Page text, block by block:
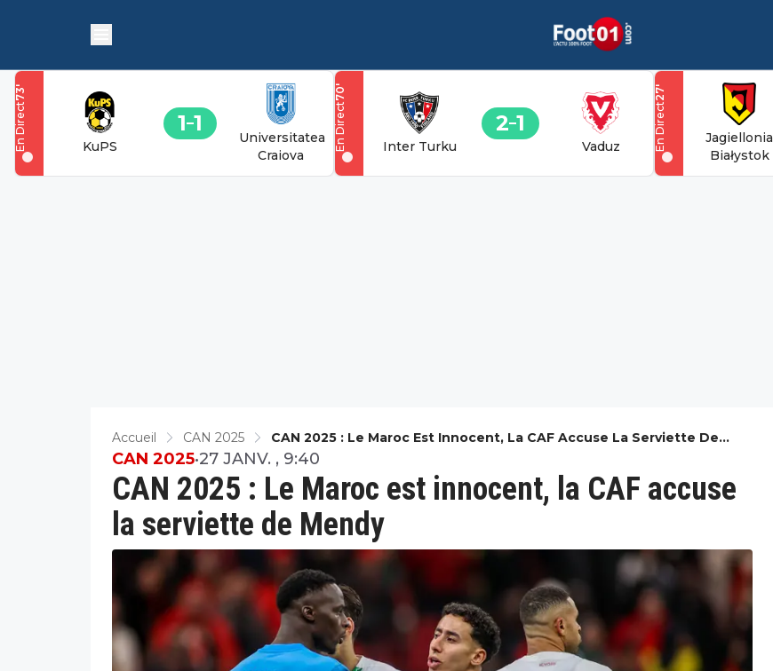
KuPS
1 1
Universitatea
Craiova
73
'
En Direct Inter Turku
2 1
Vaduz
70
'
En Direct
Jagiellonia
Białystok
27
'
En Direct
Accueil CAN 2025
CAN 2025 : Le Maroc Est Innocent, La CAF Accuse La Serviette De
Mendy
CAN 2025 : Le Maroc est innocent, la CAF accuse
la serviette de Mendy
CAN 2025•27 JANV. , 9:40